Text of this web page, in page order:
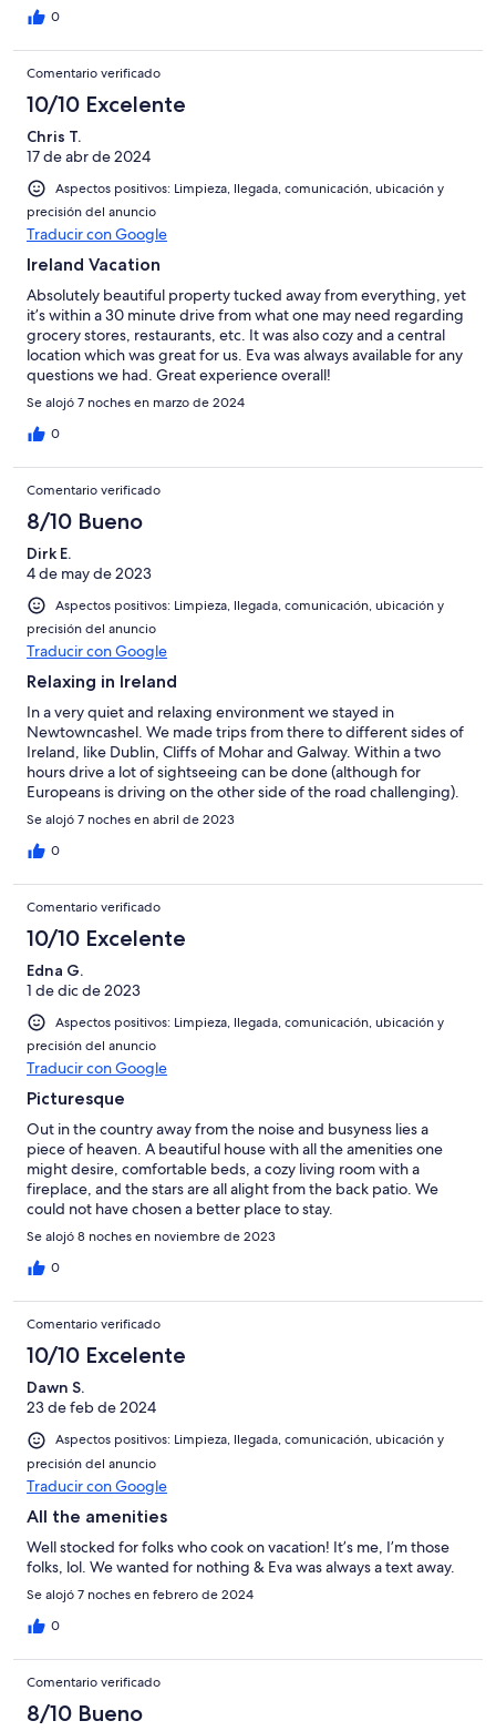
0
Comentario verificado
10/10 Excelente
Chris T.
17 de abr de 2024
Aspectos positivos: Limpieza, llegada, comunicación, ubicación y
precisión del anuncio
Traducir con Google
Ireland Vacation
Absolutely beautiful property tucked away from everything, yet
it’s within a 30 minute drive from what one may need regarding
grocery stores, restaurants, etc. It was also cozy and a central
location which was great for us. Eva was always available for any
questions we had. Great experience overall!
Se alojó 7 noches en marzo de 2024
0
Comentario verificado
8/10 Bueno
Dirk E.
4 de may de 2023
Aspectos positivos: Limpieza, llegada, comunicación, ubicación y
precisión del anuncio
Traducir con Google
Relaxing in Ireland
In a very quiet and relaxing environment we stayed in
Newtowncashel. We made trips from there to different sides of
Ireland, like Dublin, Cliffs of Mohar and Galway. Within a two
hours drive a lot of sightseeing can be done (although for
Europeans is driving on the other side of the road challenging).
The owner was very friendly and helpful which made our stay
stay very pleasant.
Se alojó 7 noches en abril de 2023
0
Comentario verificado
10/10 Excelente
Edna G.
1 de dic de 2023
Aspectos positivos: Limpieza, llegada, comunicación, ubicación y
precisión del anuncio
Traducir con Google
Picturesque
Out in the country away from the noise and busyness lies a
piece of heaven. A beautiful house with all the amenities one
might desire, comfortable beds, a cozy living room with a
fireplace, and the stars are all alight from the back patio. We
could not have chosen a better place to stay.
Se alojó 8 noches en noviembre de 2023
0
Comentario verificado
10/10 Excelente
Dawn S.
23 de feb de 2024
Aspectos positivos: Limpieza, llegada, comunicación, ubicación y
precisión del anuncio
Traducir con Google
All the amenities
Well stocked for folks who cook on vacation! It’s me, I’m those
folks, lol. We wanted for nothing & Eva was always a text away.
Se alojó 7 noches en febrero de 2024
0
Comentario verificado
8/10 Bueno